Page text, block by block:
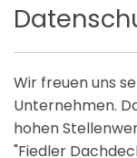
Wir freuen uns
Unternehmen.
hohen
"Fiedler